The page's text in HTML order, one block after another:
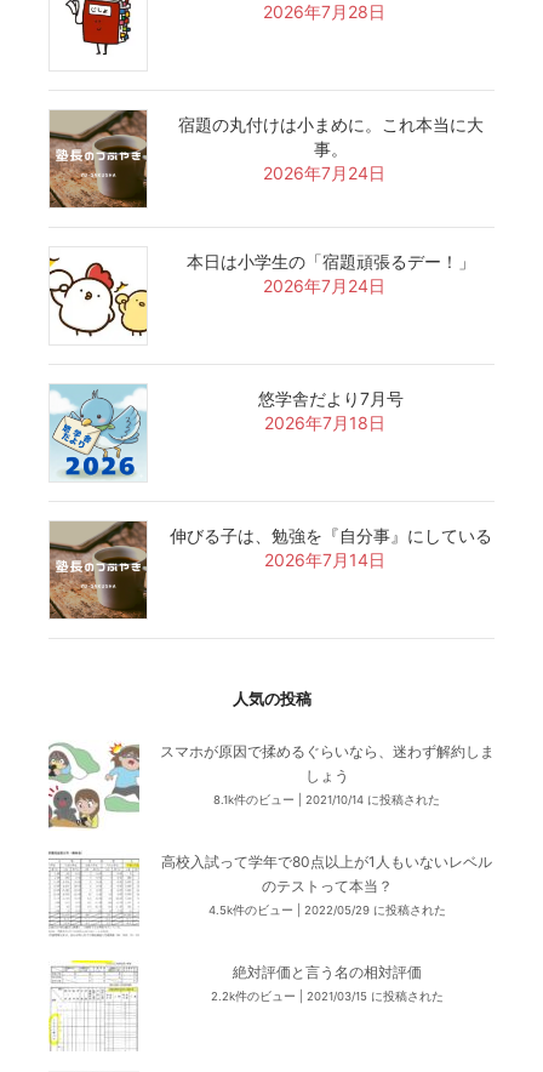
2026年7月28日
宿題の丸付けは小まめに。これ本当に大
事。
2026年7月24日
本日は小学生の「宿題頑張るデー！」
2026年7月24日
悠学舎だより7月号
2026年7月18日
伸びる子は、勉強を『自分事』にしている
2026年7月14日
人気の投稿
スマホが原因で揉めるぐらいなら、迷わず解約しま
しょう
8.1k件のビュー 2021/10/14 に投稿された
高校入試って学年で80点以上が1人もいないレベル
のテストって本当？
4.5k件のビュー 2022/05/29 に投稿された
絶対評価と言う名の相対評価
2.2k件のビュー 2021/03/15 に投稿された